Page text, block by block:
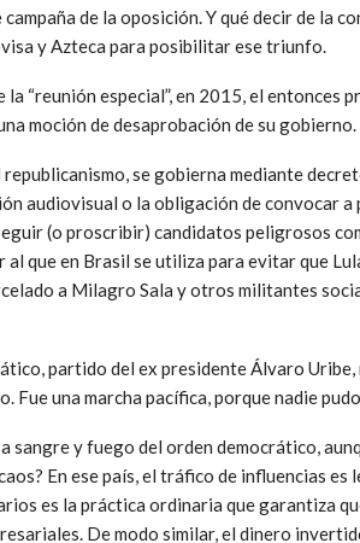
de la oposición. Y qué decir de la
y Azteca para posibilitar ese triunfo.
“reunión especial”, en 2015, el entonces
moción de desaprobación de su gobierno.
se gobierna mediante
audiovisual o la obligación de convocar
(o proscribir) candidatos peligrosos
al que en Brasil se utiliza para evitar que
a Milagro Sala y otros militantes
partido del ex presidente Álvaro
Fue una marcha pacífica, porque nadie
sangre y fuego del orden democrático,
En ese país, el tráfico de influencias es
es la práctica ordinaria que garantiza
De modo similar, el dinero